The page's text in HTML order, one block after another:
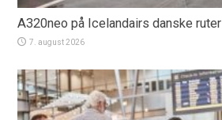
A320neo på Icelandairs danske ruter
7. august 2026